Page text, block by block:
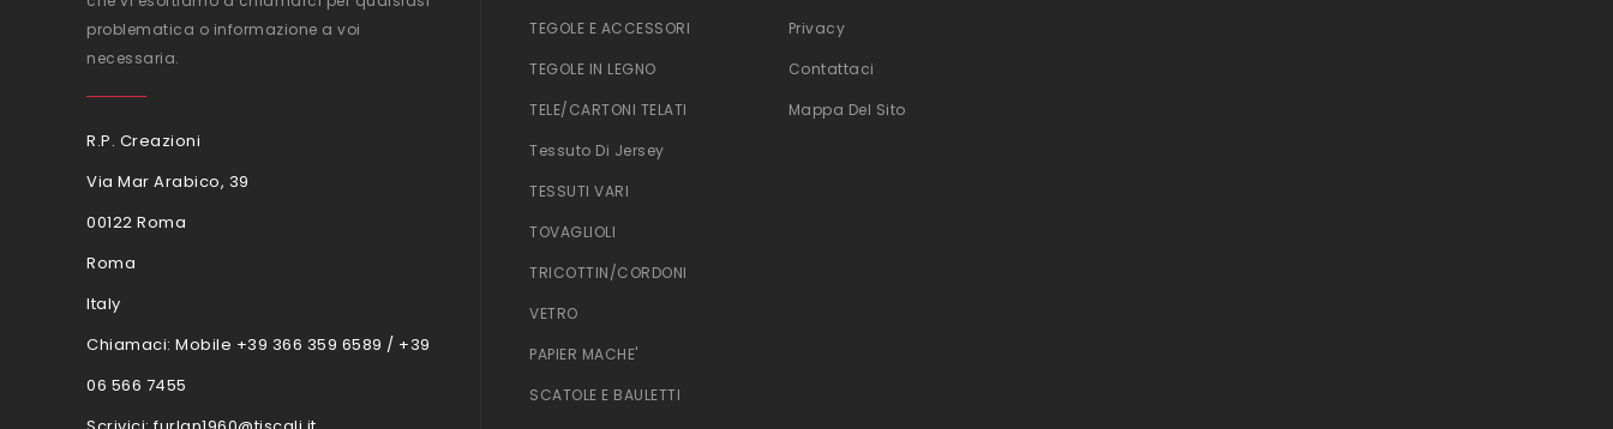
problematica o informazione a voi
necessaria.
R.P. Creazioni
Via Mar Arabico, 39
00122 Roma
Roma
Italy
Chiamaci: Mobile +39 366 359 6589 / +39
06 566 7455
TEGOLE E ACCESSORI
TEGOLE IN LEGNO
TELE/CARTONI TELATI
Tessuto Di Jersey
TESSUTI VARI
TOVAGLIOLI
TRICOTTIN/CORDONI
VETRO
PAPIER MACHE'
SCATOLE E BAULETTI
Privacy
Contattaci
Mappa Del Sito